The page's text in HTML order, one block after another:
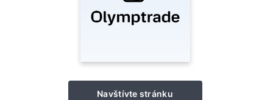
Navštívte stránku